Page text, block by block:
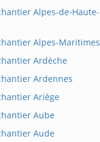
Alpes-de-Haute-
Alpes-Maritimes
Ardèche
Ardennes
Ariège
Aube
Aude